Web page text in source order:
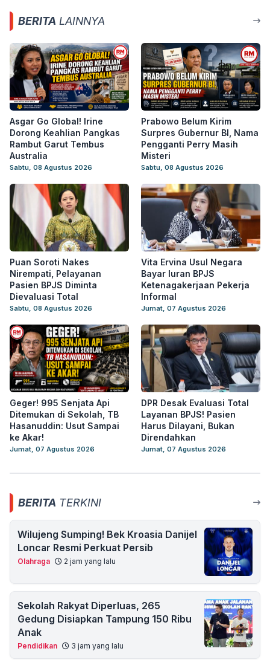
BERITA LAINNYA
Asgar Go Global! Irine
Dorong Keahlian Pangkas
Rambut Garut Tembus
Australia
Sabtu, 08 Agustus 2026
Prabowo Belum Kirim
Surpres Gubernur BI, Nama
Pengganti Perry Masih
Misteri
Sabtu, 08 Agustus 2026
Puan Soroti Nakes
Nirempati, Pelayanan
Pasien BPJS Diminta
Dievaluasi Total
Sabtu, 08 Agustus 2026
Vita Ervina Usul Negara
Bayar Iuran BPJS
Ketenagakerjaan Pekerja
Informal
Jumat, 07 Agustus 2026
Geger! 995 Senjata Api
Ditemukan di Sekolah, TB
Hasanuddin: Usut Sampai
ke Akar!
Jumat, 07 Agustus 2026
DPR Desak Evaluasi Total
Layanan BPJS! Pasien
Harus Dilayani, Bukan
Direndahkan
Jumat, 07 Agustus 2026
BERITA TERKINI
Wilujeng Sumping! Bek Kroasia Danijel
Loncar Resmi Perkuat Persib
Olahraga 2 jam yang lalu
Sekolah Rakyat Diperluas, 265
Gedung Disiapkan Tampung 150 Ribu
Anak
Pendidikan 3 jam yang lalu